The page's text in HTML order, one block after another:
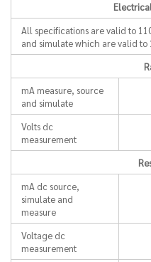
All specifications are valid to
and simulate which are valid to
mA measure, source
and simulate
Volts dc
measurement
mA dc source,
simulate and
measure
Voltage dc
measurement